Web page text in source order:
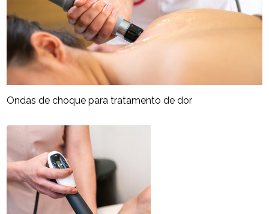
Ondas de choque para tratamento de dor​